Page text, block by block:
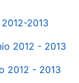
2013
2012 - 2013
2012 - 2013